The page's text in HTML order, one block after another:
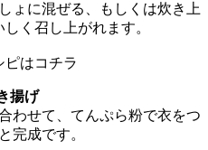
ょに混ぜる、もしくは炊き上
く召し上がれます。
ピはコチラ
揚げ
わせて、てんぷら粉で衣をつ
完成です。